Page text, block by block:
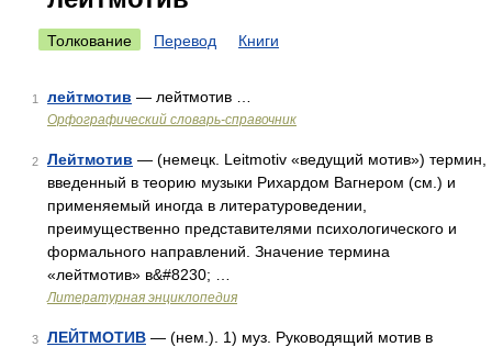
Толкование Перевод Книги
1 лейтмотив — лейтмотив …
Орфографический словарь-справочник
2 Лейтмотив — (немецк. Leitmotiv «ведущий мотив») термин,
введенный в теорию музыки Рихардом Вагнером (см.) и
применяемый иногда в литературоведении,
преимущественно представителями психологического и
формального направлений. Значение термина
«лейтмотив» в&#8230; …
Литературная энциклопедия
3 ЛЕЙТМОТИВ — (нем.). 1) муз. Руководящий мотив в